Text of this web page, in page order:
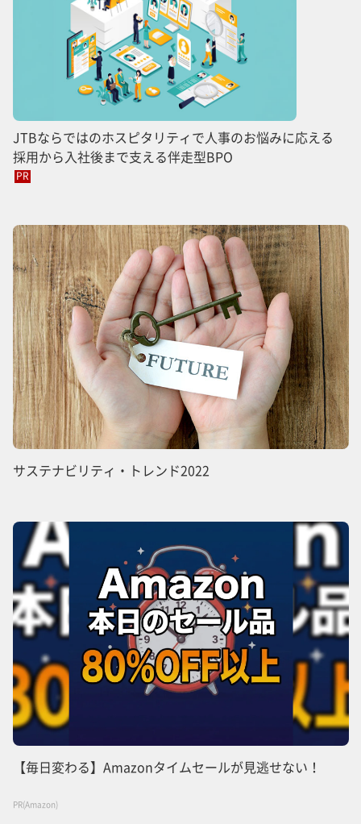
JTBならではのホスピタリティで人事のお悩みに応える
採用から入社後まで支える伴走型BPO
PR
サステナビリティ・トレンド2022
【毎日変わる】Amazonタイムセールが見逃せない！
PR(Amazon)